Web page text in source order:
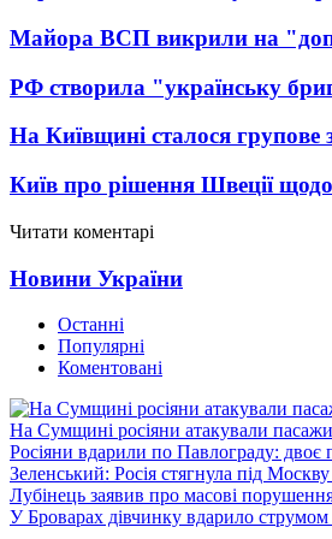
Майора ВСП викрили на
РФ створила "українську
На Київщині сталося групове
Київ про рішення Швеції
Читати коментарі
Новини України
Останні
Популярні
Коментовані
На Сумщині росіяни атакували
Росіяни вдарили по Павлограду: двоє
Зеленський: Росія стягнула під
Лубінець заявив про масові
У Броварах дівчинку вдарило струмом